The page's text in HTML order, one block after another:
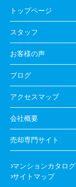
トップページ
スタッフ
お客様の声
ブログ
アクセスマップ
会社概要
売却専門サイト
マンションカタログ
サイトマップ